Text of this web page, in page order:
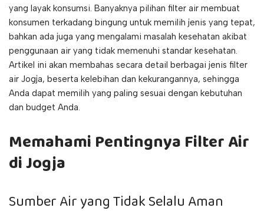
yang layak konsumsi. Banyaknya pilihan filter air membuat
konsumen terkadang bingung untuk memilih jenis yang tepat,
bahkan ada juga yang mengalami masalah kesehatan akibat
penggunaan air yang tidak memenuhi standar kesehatan.
Artikel ini akan membahas secara detail berbagai jenis filter
air Jogja, beserta kelebihan dan kekurangannya, sehingga
Anda dapat memilih yang paling sesuai dengan kebutuhan
dan budget Anda.
Memahami Pentingnya Filter Air
di Jogja
Sumber Air yang Tidak Selalu Aman